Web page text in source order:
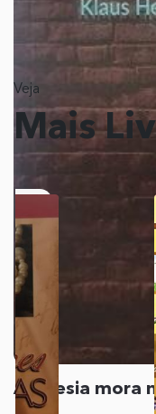
A poesia mora
Veja
Mais